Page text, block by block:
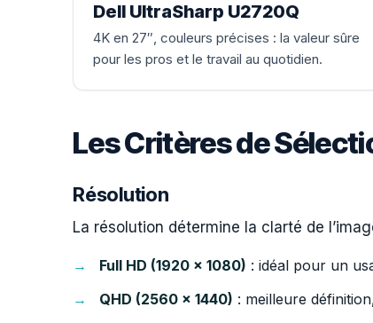
Dell UltraSharp U2720Q
4K en 27″, couleurs précises : la valeur sûre
pour les pros et le travail au quotidien.
Les Critères de
Résolution
La résolution détermine la clarté de
Full HD (1920 x 1080) : idéal pour un
QHD (2560 x 1440) : meilleure